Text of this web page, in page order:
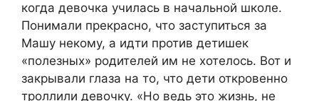
когда девочка училась в начальной школе.
Понимали прекрасно, что заступиться за
Машу некому, а идти против детишек
«полезных» родителей им не хотелось. Вот и
закрывали глаза на то, что дети откровенно
троллили девочку. «Но ведь это жизнь, не